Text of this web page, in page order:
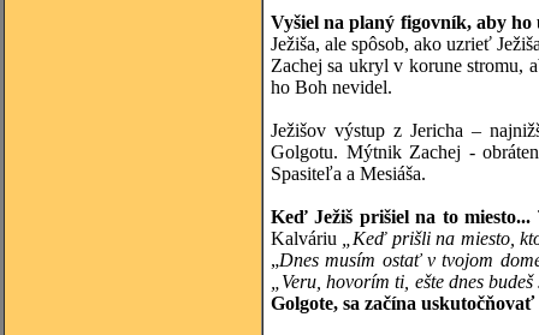
Vyšiel na planý figovník, aby ho
Ježiša, ale spôsob, ako uzrieť
Zachej sa ukryl v korune stromu,
ho Boh nevidel.
Ježišov výstup z Jericha –
Golgotu. Mýtnik Zachej -
Spasiteľa a Mesiáša.
Keď Ježiš prišiel na to miesto...
Kalváriu
„Keď prišli na miesto,
„Dnes musím ostať v tvojom
„Veru, hovorím ti, ešte dnes
Golgote, sa začína